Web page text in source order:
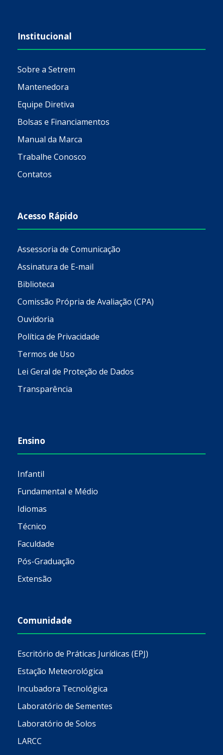
Institucional
Sobre a Setrem
Mantenedora
Equipe Diretiva
Bolsas e Financiamentos
Manual da Marca
Trabalhe Conosco
Contatos
Acesso Rápido
Assessoria de Comunicação
Assinatura de E-mail
Biblioteca
Comissão Própria de Avaliação (CPA)
Ouvidoria
Política de Privacidade
Termos de Uso
Lei Geral de Proteção de Dados
Transparência
Ensino
Infantil
Fundamental e Médio
Idiomas
Técnico
Faculdade
Pós-Graduação
Extensão
Comunidade
Escritório de Práticas Jurídicas (EPJ)
Estação Meteorológica
Incubadora Tecnológica
Laboratório de Sementes
Laboratório de Solos
LARCC